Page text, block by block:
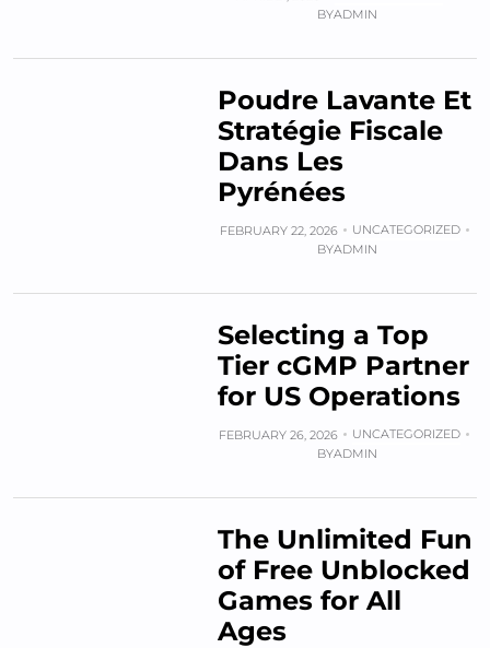
BYADMIN
Poudre Lavante Et
Stratégie Fiscale
Dans Les
Pyrénées
FEBRUARY 22, 2026
UNCATEGORIZED
BYADMIN
Selecting a Top
Tier cGMP Partner
for US Operations
FEBRUARY 26, 2026
UNCATEGORIZED
BYADMIN
The Unlimited Fun
of Free Unblocked
Games for All
Ages